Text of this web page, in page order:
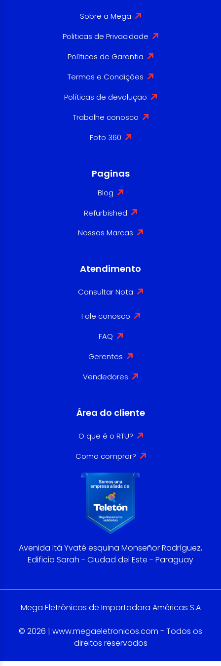
Sobre a Mega
Politicas de Privacidade
Políticas de Garantia
Termos e Condições
Políticas de devolução
Trabalhe conosco
Foto 360
Paginas
Blog
Refurbished
Nossas Marcas
Atendimento
Consultar Nota
Fale conosco
FAQ
Gerentes
Vendedores
Área do cliente
O que é o RTU?
Como comprar?
Avenida Itá Yvaté esquina Monseñor Rodríguez,
Edificio Sarah - Ciudad del Este - Paraguay
Mega Eletrônicos de Importadora Américas S.A
© 2026 | www.megaeletronicos.com - Todos os
direitos reservados